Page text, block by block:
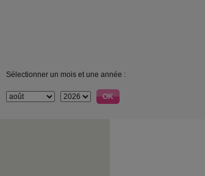
Sélectionner un mois et une année :